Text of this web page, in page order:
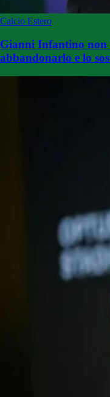
Calcio Estero
Gianni Infantino non
abbandonarlo e lo